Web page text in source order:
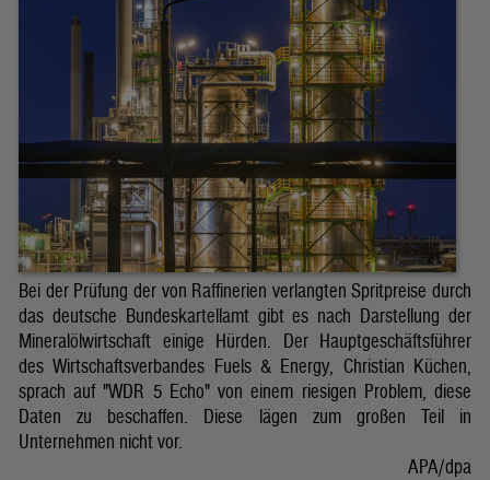
Bei der Prüfung der von Raffinerien verlangten Spritpreise durch
das deutsche Bundeskartellamt gibt es nach Darstellung der
Mineralölwirtschaft einige Hürden. Der Hauptgeschäftsführer
des Wirtschaftsverbandes Fuels & Energy, Christian Küchen,
sprach auf "WDR 5 Echo" von einem riesigen Problem, diese
Daten zu beschaffen. Diese lägen zum großen Teil in
Unternehmen nicht vor.
APA/dpa